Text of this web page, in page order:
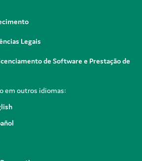
Legais
de Software e Prestação de
em outros idiomas: